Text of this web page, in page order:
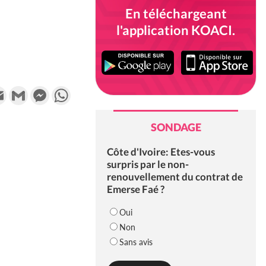
Email Gmail MessengerWhatsApp
En téléchargeant
l'application KOACI.
SONDAGE
Côte d'Ivoire: Etes-vous
surpris par le non-
renouvellement du contrat de
Emerse Faé ?
Oui
Non
Sans avis